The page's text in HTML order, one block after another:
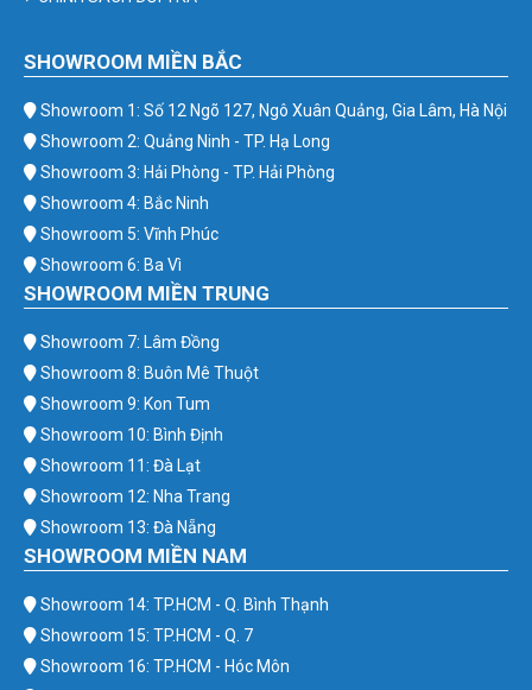
SHOWROOM MIỀN BẮC
Showroom 1: Số 12 Ngõ 127, Ngô Xuân Quảng, Gia Lâm, Hà Nội
Showroom 2: Quảng Ninh - TP. Hạ Long
Showroom 3: Hải Phòng - TP. Hải Phòng
Showroom 4: Bắc Ninh
Showroom 5: Vĩnh Phúc
Showroom 6: Ba Vì
SHOWROOM MIỀN TRUNG
Showroom 7: Lâm Đồng
Showroom 8: Buôn Mê Thuột
Showroom 9: Kon Tum
Showroom 10: Bình Định
Showroom 11: Đà Lạt
Showroom 12: Nha Trang
Showroom 13: Đà Nẵng
SHOWROOM MIỀN NAM
Showroom 14: TP.HCM - Q. Bình Thạnh
Showroom 15: TP.HCM - Q. 7
Showroom 16: TP.HCM - Hóc Môn